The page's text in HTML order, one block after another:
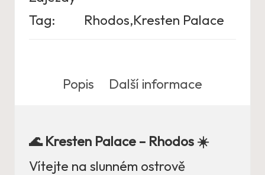
Tag:
Rhodos,Kresten Palace
Popis Další informace
🌊 Kresten Palace – Rhodos ☀️
Vítejte na slunném ostrově